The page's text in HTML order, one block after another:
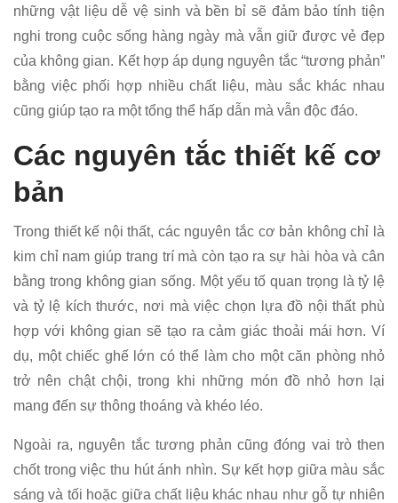
những vật liệu dễ vệ sinh và bền bỉ sẽ đảm bảo tính tiện
nghi trong cuộc sống hàng ngày mà vẫn giữ được vẻ đẹp
của không gian. Kết hợp áp dụng nguyên tắc “tương phản”
bằng việc phối hợp nhiều chất liệu, màu sắc khác nhau
cũng giúp tạo ra một tổng thể hấp dẫn mà vẫn độc đáo.
Các nguyên tắc thiết kế cơ
bản
Trong thiết kế nội thất, các nguyên tắc cơ bản không chỉ là
kim chỉ nam giúp trang trí mà còn tạo ra sự hài hòa và cân
bằng trong không gian sống. Một yếu tố quan trọng là tỷ lệ
và tỷ lệ kích thước, nơi mà việc chọn lựa đồ nội thất phù
hợp với không gian sẽ tạo ra cảm giác thoải mái hơn. Ví
dụ, một chiếc ghế lớn có thể làm cho một căn phòng nhỏ
trở nên chật chội, trong khi những món đồ nhỏ hơn lại
mang đến sự thông thoáng và khéo léo.
Ngoài ra, nguyên tắc tương phản cũng đóng vai trò then
chốt trong việc thu hút ánh nhìn. Sự kết hợp giữa màu sắc
sáng và tối hoặc giữa chất liệu khác nhau như gỗ tự nhiên